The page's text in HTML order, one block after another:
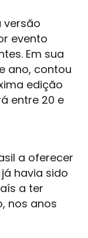
versão
evento
Em sua
ano, contou
edição
entre 20 e
a oferecer
havia sido
a ter
nos anos